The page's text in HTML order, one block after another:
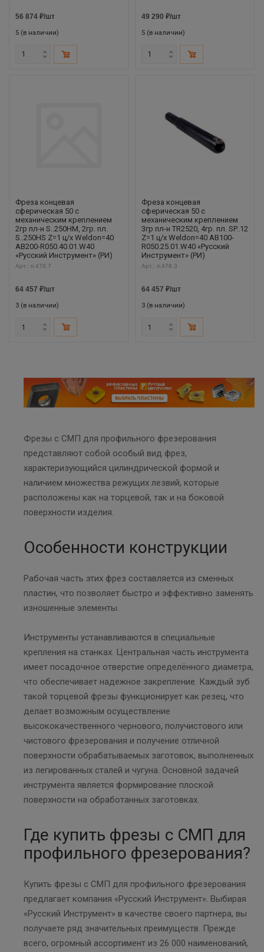
56 874 ₽/шт
5 (в наличии)
49 290 ₽/шт
5 (в наличии)
Фреза концевая
сферическая 50 с
механическим креплением
2гр пл-н S..250HM, 2гр. пл.
S..250HS Z=1 ц/х Weldon=40
AB200-R050.40.01.W40
«Русский Инструмент» (РИ)
Арт.: ri.478.7
64 457 ₽/шт
3 (в наличии)
Фреза концевая
сферическая 50 с
механическим креплением
3гр пл-н TR2520, 4гр. пл. SP..12
Z=1 ц/х Weldon=40 AB100-
R050.25.01.W40 «Русский
Инструмент» (РИ)
Арт.: ri.478.3
64 457 ₽/шт
3 (в наличии)
Фрезы с СМП для профильного фрезерования
представляют собой особый вид фрез,
характеризующийся цилиндрической формой и
наличием множества режущих лезвий, которые
расположены как на торцевой, так и на боковой
поверхности изделия.
Особенности конструкции
Рабочая часть этих фрез составляется из сменных
пластин, что позволяет быстро и эффективно заменять
изношенные элементы.
Инструменты устанавливаются в специальные
крепления на станках. Центральная часть инструмента
имеет посадочное отверстие определённого диаметра,
что обеспечивает надежное закрепление. Каждый зуб
такой торцевой фрезы функционирует как резец, что
делает возможным осуществление
высококачественного чернового, получистового или
чистового фрезерования и получение отличной
поверхности обрабатываемых заготовок, выполненных
из легированных сталей и чугуна. Основной задачей
инструмента является формирование плоской
поверхности на обработанных заготовках.
Где купить фрезы с СМП для
профильного фрезерования?
Купить фрезы с СМП для профильного фрезерования
предлагает компания «Русский Инструмент». Выбирая
«Русский Инструмент» в качестве своего партнера, вы
получаете ряд значительных преимуществ. Прежде
всего, огромный ассортимент из 26 000 наименований,